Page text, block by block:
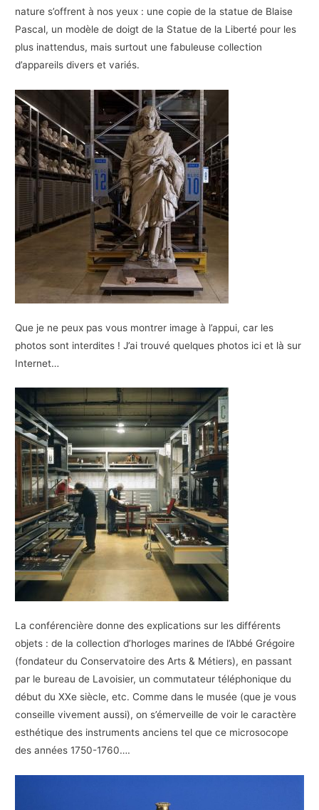
nature s’offrent à nos yeux : une copie de la statue de Blaise
Pascal, un modèle de doigt de la Statue de la Liberté pour les
plus inattendus, mais surtout une fabuleuse collection
d’appareils divers et variés.
Que je ne peux pas vous montrer image à l’appui, car les
photos sont interdites ! J’ai trouvé quelques photos ici et là sur
Internet…
La conférencière donne des explications sur les différents
objets : de la collection d’horloges marines de l’Abbé Grégoire
(fondateur du Conservatoire des Arts & Métiers), en passant
par le bureau de Lavoisier, un commutateur téléphonique du
début du XXe siècle, etc. Comme dans le musée (que je vous
conseille vivement aussi), on s’émerveille de voir le caractère
esthétique des instruments anciens tel que ce microsocope
des années 1750-1760….